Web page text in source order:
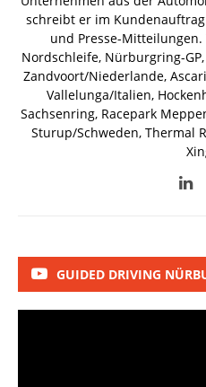
schreibt er im
und Presse-
Nordschleife, Nürburgring-
Zandvoort/Niederlande,
Vallelunga/Italien,
Sachsenring, Racepark
Sturup/Schweden, Thermal
GUIDED DRIVING